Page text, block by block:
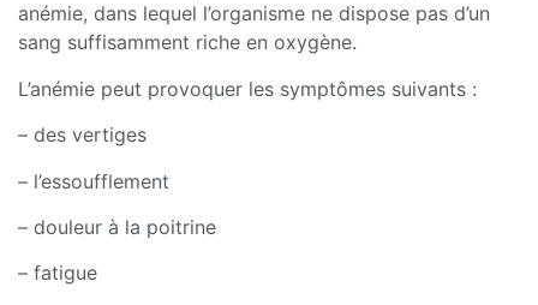
anémie, dans lequel l’organisme ne dispose pas d’un
sang suffisamment riche en oxygène.
L’anémie peut provoquer les symptômes suivants :
– des vertiges
– l’essoufflement
– douleur à la poitrine
– fatigue